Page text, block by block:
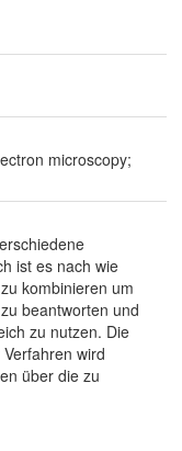
microscopy;
ist es nach wie
kombinieren um
beantworten und
zu nutzen. Die
wird
über die zu